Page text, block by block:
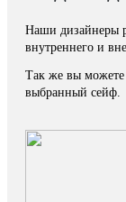
Наши дизайнеры
внутреннего и
Так же вы можете
выбранный сейф.